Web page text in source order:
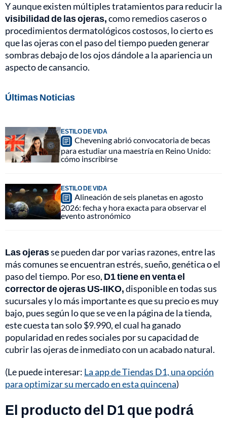
Y aunque existen múltiples tratamientos para reducir la
visibilidad de las ojeras,como remedios caseros o
procedimientos dermatológicos costosos, lo cierto es
que las ojeras con el paso del tiempo pueden generar
sombras debajo de los ojos dándole a la apariencia un
aspecto de cansancio.
Últimas Noticias
ESTILO DE VIDA
Chevening abrió convocatoria de becas
para estudiar una maestría en Reino Unido:
cómo inscribirse
ESTILO DE VIDA
Alineación de seis planetas en agosto
2026: fecha y hora exacta para observar el
evento astronómico
Las ojerasse pueden dar por varias razones, entre las
más comunes se encuentran estrés, sueño, genética o el
paso del tiempo. Por eso, D1tiene en venta el
corrector de ojeras US-IIKO,disponible en todas sus
sucursales y lo más importante es que su precio es muy
bajo, pues según lo que se ve en la página de la tienda,
este cuesta tan solo $9.990, el cual ha ganado
popularidad en redes sociales por su capacidad de
cubrir las ojeras de inmediato con un acabado natural.
(Le puede interesar: La app de Tiendas D1, una opción
para optimizar su mercado en esta quincena)
El producto del D1 que podrá